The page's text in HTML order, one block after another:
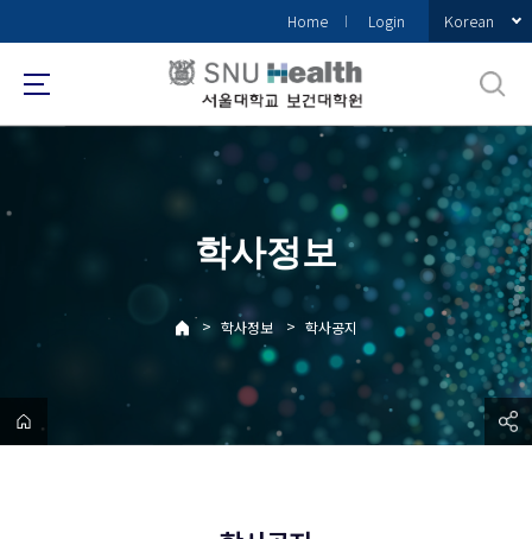
로
메
Home Login Korean
학사정보
> 학사정보 > 학사공지